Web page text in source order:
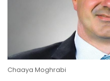
Chaaya Moghrabi